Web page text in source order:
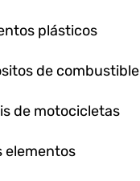
plásticos
de combustible
de motocicletas
elementos